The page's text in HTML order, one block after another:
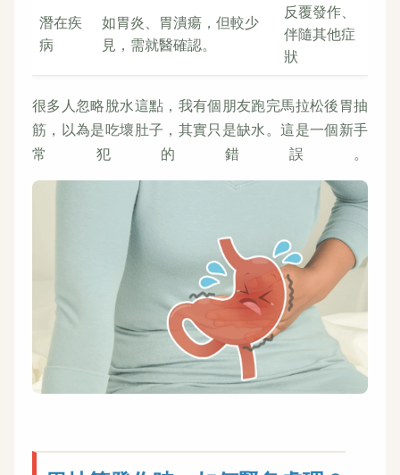
潛在疾
病
如胃炎、胃潰瘍，但較少
見，需就醫確認。
反覆發作、
伴隨其他症
狀
很多人忽略脫水這點，我有個朋友跑完馬拉松後胃抽
筋，以為是吃壞肚子，其實只是缺水。這是一個新手
常犯的錯誤。